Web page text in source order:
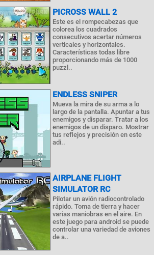
PICROSS WALL 2
Este es el rompecabezas que
colorea los cuadrados
consecutivos acertar números
verticales y horizontales.
Características todas libre
proporcionando más de 1000
puzzl..
ENDLESS SNIPER
Mueva la mira de su arma a lo
largo de la pantalla. Apuntar a tus
enemigos y disparar. Tratar a los
enemigos de un disparo. Mostrar
tus reflejos y precisión en este
adi..
AIRPLANE FLIGHT
SIMULATOR RC
Pilotar un avión radiocontrolado
rápido. Toma de tierra y hacer
varias maniobras en el aire. En
este juego para android se puede
controlar una variedad de aviones
de a..